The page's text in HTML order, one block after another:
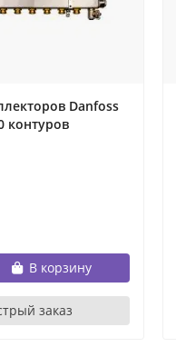
Danfoss
контуров
В корзину
заказ